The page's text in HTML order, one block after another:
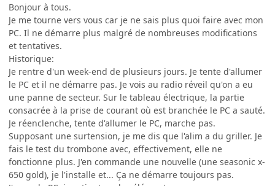
Bonjour à tous.
Je me tourne vers vous car je ne sais plus quoi faire avec mon
PC. Il ne démarre plus malgré de nombreuses modifications
et tentatives.
Historique:
Je rentre d'un week-end de plusieurs jours. Je tente d'allumer
le PC et il ne démarre pas. Je vois au radio réveil qu'on a eu
une panne de secteur. Sur le tableau électrique, la partie
consacrée à la prise de courant où est branchée le PC a sauté.
Je réenclenche, tente d'allumer le PC, marche pas.
Supposant une surtension, je me dis que l'alim a du griller. Je
fais le test du trombone avec, effectivement, elle ne
fonctionne plus. J'en commande une nouvelle (une seasonic x-
650 gold), je l'installe et... Ça ne démarre toujours pas.